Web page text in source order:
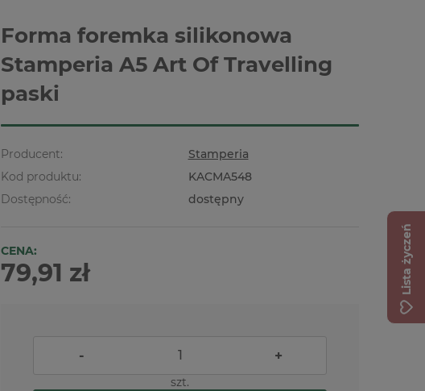
Forma foremka silikonowa
Stamperia A5 Art Of Travelling
paski
Producent:
Stamperia
Kod produktu:
KACMA548
Dostępność:
dostępny
CENA:
79,91 zł
- +
szt.
Lista życzeń